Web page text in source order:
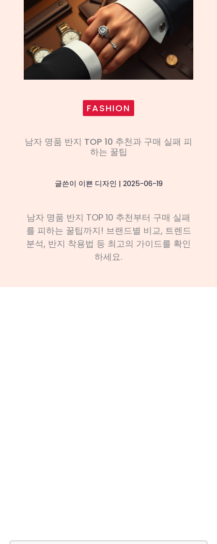
FASHION
남자 명품 반지 TOP 10 추천과 구매 실패 피
하는 꿀팁
글쓴이 이쁜 디자인 | 2025-06-19
남자 명품 반지 TOP 10 추천부터 구매 실패
를 피하는 꿀팁까지! 브랜드별 비교, 트렌드
분석, 반지 착용법 등 최고의 가이드를 확인
하세요.